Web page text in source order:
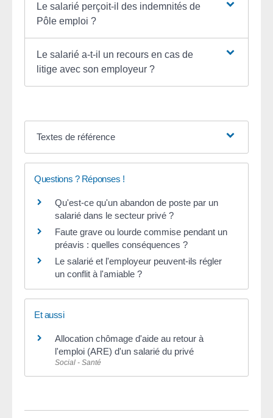
Le salarié perçoit-il des indemnités de
Pôle emploi ?
Le salarié a-t-il un recours en cas de
litige avec son employeur ?
Textes de référence
Questions ? Réponses !
Qu'est-ce qu'un abandon de poste par un
salarié dans le secteur privé ?
Faute grave ou lourde commise pendant un
préavis : quelles conséquences ?
Le salarié et l'employeur peuvent-ils régler
un conflit à l'amiable ?
Et aussi
Allocation chômage d'aide au retour à
l'emploi (ARE) d'un salarié du privé
Social - Santé